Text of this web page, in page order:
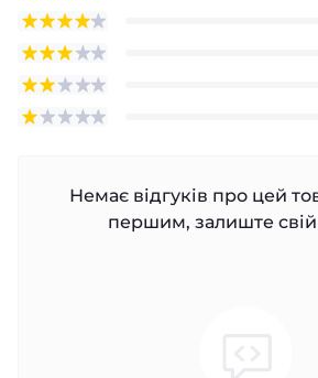
Немає відгуків про цей
першим, залиште свій